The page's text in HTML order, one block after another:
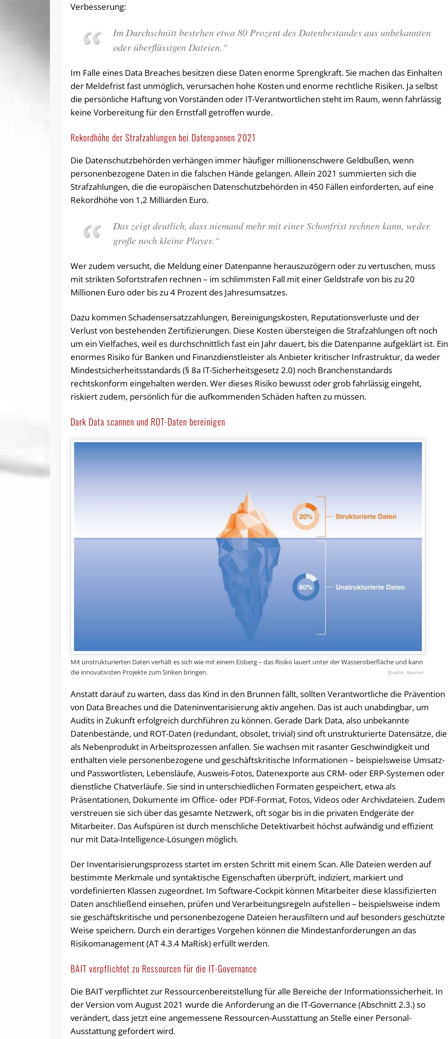
Verbesserung:
Im Durchschnitt bestehen etwa 80 Prozent des Datenbestandes aus unbekannten
oder überflüssigen Dateien.“
Im Falle eines Data Breaches besitzen diese Daten enorme Sprengkraft. Sie machen das Einhalten
der Meldefrist fast unmöglich, verursachen hohe Kosten und enorme rechtliche Risiken. Ja selbst
die persönliche Haftung von Vorständen oder IT-Verantwortlichen steht im Raum, wenn fahrlässig
keine Vorbereitung für den Ernstfall getroffen wurde.
Rekordhöhe der Strafzahlungen bei Datenpannen 2021
Die Datenschutzbehörden verhängen immer häufiger millionenschwere Geldbußen, wenn
personenbezogene Daten in die falschen Hände gelangen. Allein 2021 summierten sich die
Strafzahlungen, die die europäischen Datenschutzbehörden in 450 Fällen einforderten, auf eine
Rekordhöhe von 1,2 Milliarden Euro.
Das zeigt deutlich, dass niemand mehr mit einer Schonfrist rechnen kann, weder
große noch kleine Player.“
Wer zudem versucht, die Meldung einer Datenpanne herauszuzögern oder zu vertuschen, muss
mit strikten Sofortstrafen rechnen – im schlimmsten Fall mit einer Geldstrafe von bis zu 20
Millionen Euro oder bis zu 4 Prozent des Jahresumsatzes.
Dazu kommen Schadensersatzzahlungen, Bereinigungskosten, Reputationsverluste und der
Verlust von bestehenden Zertifizierungen. Diese Kosten übersteigen die Strafzahlungen oft noch
um ein Vielfaches, weil es durchschnittlich fast ein Jahr dauert, bis die Datenpanne aufgeklärt ist. Ein
enormes Risiko für Banken und Finanzdienstleister als Anbieter kritischer Infrastruktur, da weder
Mindestsicherheitsstandards (§ 8a IT-Sicherheitsgesetz 2.0) noch Branchenstandards
rechtskonform eingehalten werden. Wer dieses Risiko bewusst oder grob fahrlässig eingeht,
riskiert zudem, persönlich für die aufkommenden Schäden haften zu müssen.
Dark Data scannen und ROT-Daten bereinigen
Mit unstrukturierten Daten verhält es sich wie mit einem Eisberg – das Risiko lauert unter der Wasseroberfläche und kann
die innovativsten Projekte zum Sinken bringen.
Aparavi
Anstatt darauf zu warten, dass das Kind in den Brunnen fällt, sollten Verantwortliche die Prävention
von Data Breaches und die Dateninventarisierung aktiv angehen. Das ist auch unabdingbar, um
Audits in Zukunft erfolgreich durchführen zu können. Gerade Dark Data, also unbekannte
Datenbestände, und ROT-Daten (redundant, obsolet, trivial) sind oft unstrukturierte Datensätze, die
als Nebenprodukt in Arbeitsprozessen anfallen. Sie wachsen mit rasanter Geschwindigkeit und
enthalten viele personenbezogene und geschäftskritische Informationen – beispielsweise Umsatz-
und Passwortlisten, Lebensläufe, Ausweis-Fotos, Datenexporte aus CRM- oder ERP-Systemen oder
dienstliche Chatverläufe. Sie sind in unterschiedlichen Formaten gespeichert, etwa als
Präsentationen, Dokumente im Office- oder PDF-Format, Fotos, Videos oder Archivdateien. Zudem
verstreuen sie sich über das gesamte Netzwerk, oft sogar bis in die privaten Endgeräte der
Mitarbeiter. Das Aufspüren ist durch menschliche Detektivarbeit höchst aufwändig und effizient
nur mit Data-Intelligence-Lösungen möglich.
Der Inventarisierungsprozess startet im ersten Schritt mit einem Scan. Alle Dateien werden auf
bestimmte Merkmale und syntaktische Eigenschaften überprüft, indiziert, markiert und
vordefinierten Klassen zugeordnet. Im Software-Cockpit können Mitarbeiter diese klassifizierten
Daten anschließend einsehen, prüfen und Verarbeitungsregeln aufstellen – beispielsweise indem
sie geschäftskritische und personenbezogene Dateien herausfiltern und auf besonders geschützte
Weise speichern. Durch ein derartiges Vorgehen können die Mindestanforderungen an das
Risikomanagement (AT 4.3.4 MaRisk) erfüllt werden.
BAIT verpflichtet zu Ressourcen für die IT-Governance
Die BAIT verpflichtet zur Ressourcenbereitstellung für alle Bereiche der Informationssicherheit. In
der Version vom August 2021 wurde die Anforderung an die IT-Governance (Abschnitt 2.3.) so
verändert, dass jetzt eine angemessene Ressourcen-Ausstattung an Stelle einer Personal-
Ausstattung gefordert wird.